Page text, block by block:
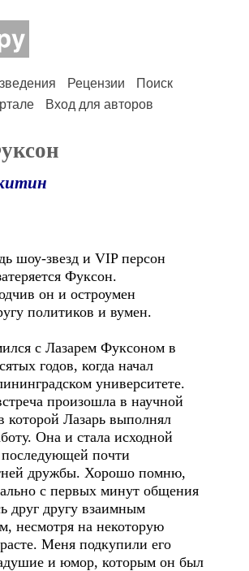
Рецензии
Поиск
Вход для авторов
звезд и VIP персон
Фуксон.
и остроумен
и вумен.
с Лазарем Фуксоном в
годов, когда начал
университете.
произошла в научной
которой Лазарь выполнял
Она и стала исходной
почти
дружбы. Хорошо помню,
с первых минут общения
друг другу взаимным
несмотря на некоторую
Меня подкупили его
и юмор, которым он был